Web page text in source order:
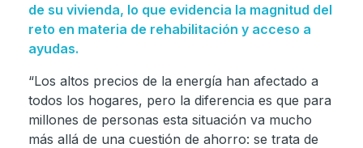
de su vivienda, lo que evidencia la magnitud del
reto en materia de rehabilitación y acceso a
ayudas.
“Los altos precios de la energía han afectado a
todos los hogares, pero la diferencia es que para
millones de personas esta situación va mucho
más allá de una cuestión de ahorro: se trata de